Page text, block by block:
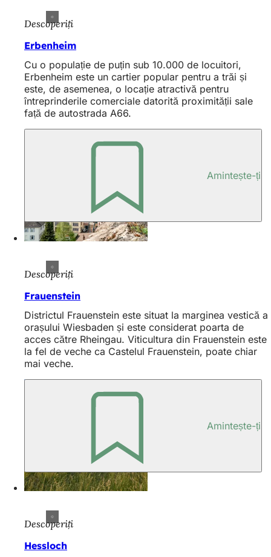
Descoperiți
Erbenheim
Cu o populație de puțin sub 10.000 de locuitori,
Erbenheim este un cartier popular pentru a trăi și
este, de asemenea, o locație atractivă pentru
întreprinderile comerciale datorită proximității sale
față de autostrada A66.
Amintește-ți
Descoperiți
Frauenstein
Districtul Frauenstein este situat la marginea vestică a
orașului Wiesbaden și este considerat poarta de
acces către Rheingau. Viticultura din Frauenstein este
la fel de veche ca Castelul Frauenstein, poate chiar
mai veche.
Amintește-ți
Descoperiți
Hessloch